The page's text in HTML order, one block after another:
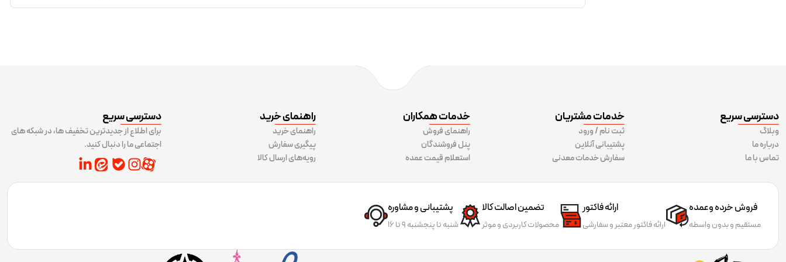
دسترسی سریع
وبلاگ
درباره ما
تماس با ما
خدمات مشتریان
ثبت نام / ورود
پشتیبانی آنلاین
سفارش خدمات معدنی
خدمات همکاران
راهنمای فروش
پنل فروشندگان
استعلام قیمت عمده
راهنمای خرید
راهنمای خرید
پیگیری سفارش
رویه‌های ارسال کالا
دسترسی سریع
برای اطلاع از جدیدترین تخفیف ها، در شبکه های
اجتماعی ما را دنبال کنید.
فروش خرده وعمده
مستقیم و بدون واسطه
ارائه فاکتور
ارائه فاکتور معتبر و سفارشی
تضمین اصالت کالا
محصولات کاربردی و موثر
پشتیبانی و مشاوره
شنبه تا پنجشنبه 9 تا 16